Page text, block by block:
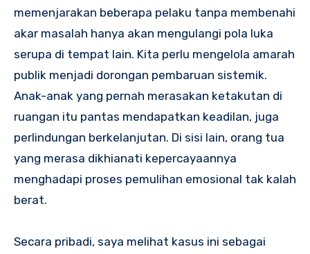
memenjarakan beberapa pelaku tanpa membenahi
akar masalah hanya akan mengulangi pola luka
serupa di tempat lain. Kita perlu mengelola amarah
publik menjadi dorongan pembaruan sistemik.
Anak-anak yang pernah merasakan ketakutan di
ruangan itu pantas mendapatkan keadilan, juga
perlindungan berkelanjutan. Di sisi lain, orang tua
yang merasa dikhianati kepercayaannya
menghadapi proses pemulihan emosional tak kalah
berat.
Secara pribadi, saya melihat kasus ini sebagai